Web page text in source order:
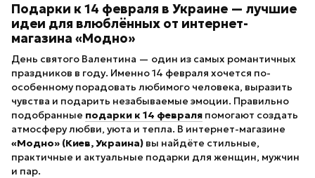
Подарки к 14 февраля в Украине — лучшие
идеи для влюблённых от интернет-
магазина «Модно»
День святого Валентина — один из самых романтичных
праздников в году. Именно 14 февраля хочется по-
особенному порадовать любимого человека, выразить
чувства и подарить незабываемые эмоции. Правильно
подобранные подарки к 14 февраля помогают создать
атмосферу любви, уюта и тепла. В интернет-магазине
«Модно» (Киев, Украина) вы найдёте стильные,
практичные и актуальные подарки для женщин, мужчин
и пар.